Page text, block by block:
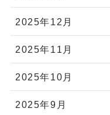
2025年12月
2025年11月
2025年10月
2025年9月